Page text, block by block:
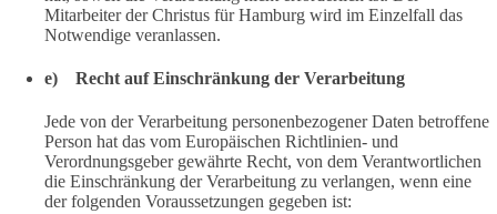
Mitarbeiter der Christus für Hamburg wird im Einzelfall das
Notwendige veranlassen.
e) Recht auf Einschränkung der Verarbeitung
Jede von der Verarbeitung personenbezogener Daten betroffene
Person hat das vom Europäischen Richtlinien- und
Verordnungsgeber gewährte Recht, von dem Verantwortlichen
die Einschränkung der Verarbeitung zu verlangen, wenn eine
der folgenden Voraussetzungen gegeben ist: